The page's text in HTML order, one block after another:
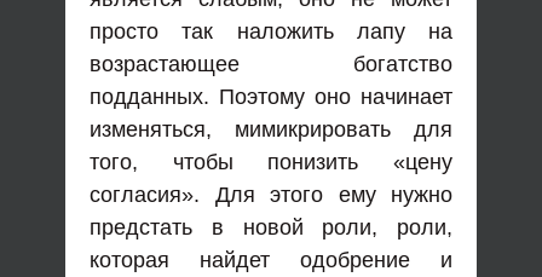
просто так наложить лапу на
возрастающее богатство
подданных. Поэтому оно начинает
изменяться, мимикрировать для
того, чтобы понизить «цену
согласия». Для этого ему нужно
предстать в новой роли, роли,
которая найдет одобрение и